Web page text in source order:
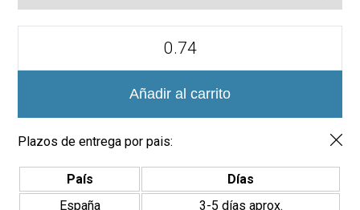
Añadir al carrito
Plazos de entrega por pais:
País
Días
España
3-5 días aprox.